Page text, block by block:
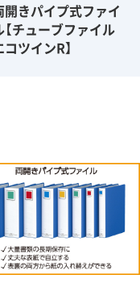
開きパイプ式ファイ
【チューブファイル
コツインR】